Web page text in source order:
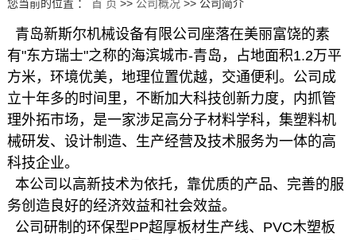
您当前的位置 ： 首 页 >> 公司概况 >> 公司简介
青岛新斯尔机械设备有限公司座落在美丽富饶的素
有"东方瑞士"之称的海滨城市-青岛，占地面积1.2万平
方米，环境优美，地理位置优越，交通便利。公司成
立十年多的时间里，不断加大科技创新力度，内抓管
理外拓市场，是一家涉足高分子材料学科，集塑料机
械研发、设计制造、生产经营及技术服务为一体的高
科技企业。
本公司以高新技术为依托，靠优质的产品、完善的服
务创造良好的经济效益和社会效益。
公司研制的环保型PP超厚板材生产线、PVC木塑板